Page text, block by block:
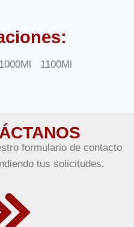
1100Ml
formulario de contacto
tus solicitudes.